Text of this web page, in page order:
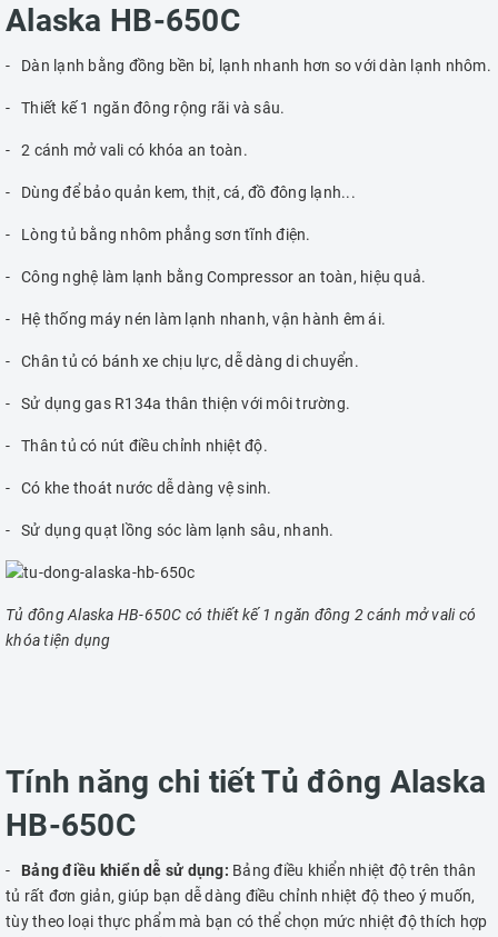
Alaska HB-650C
- Dàn lạnh bằng đồng bền bỉ, lạnh nhanh hơn so với dàn lạnh nhôm.
- Thiết kế 1 ngăn đông rộng rãi và sâu.
- 2 cánh mở vali có khóa an toàn.
- Dùng để bảo quản kem, thịt, cá, đồ đông lạnh...
- Lòng tủ bằng nhôm phẳng sơn tĩnh điện.
- Công nghệ làm lạnh bằng Compressor an toàn, hiệu quả.
- Hệ thống máy nén làm lạnh nhanh, vận hành êm ái.
- Chân tủ có bánh xe chịu lực, dễ dàng di chuyển.
- Sử dụng gas R134a thân thiện với môi trường.
- Thân tủ có nút điều chỉnh nhiệt độ.
- Có khe thoát nước dễ dàng vệ sinh.
- Sử dụng quạt lồng sóc làm lạnh sâu, nhanh.
Tủ đông Alaska HB-650C có thiết kế 1 ngăn đông 2 cánh mở vali có
khóa tiện dụng
Tính năng chi tiết Tủ đông Alaska
HB-650C
- Bảng điều khiển dễ sử dụng: Bảng điều khiển nhiệt độ trên thân
tủ rất đơn giản, giúp bạn dễ dàng điều chỉnh nhiệt độ theo ý muốn,
tùy theo loại thực phẩm mà bạn có thể chọn mức nhiệt độ thích hợp